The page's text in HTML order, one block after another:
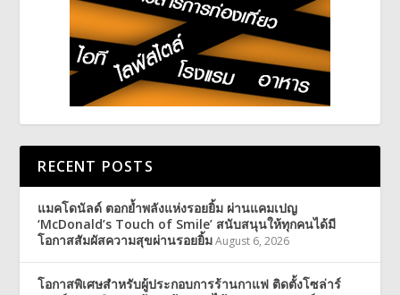
RECENT POSTS
แมคโดนัลด์ ตอกย้ำพลังแห่งรอยยิ้ม ผ่านแคมเปญ
‘McDonald’s Touch of Smile’ สนับสนุนให้ทุกคนได้มี
โอกาสสัมผัสความสุขผ่านรอยยิ้ม August 6, 2026
โอกาสพิเศษสำหรับผู้ประกอบการร้านกาแฟ ติดตั้งโซล่าร์